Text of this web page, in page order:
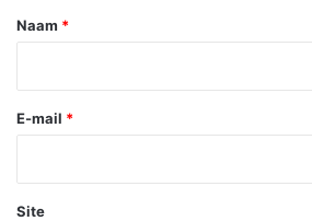
*
Naam *
E-mail *
Site